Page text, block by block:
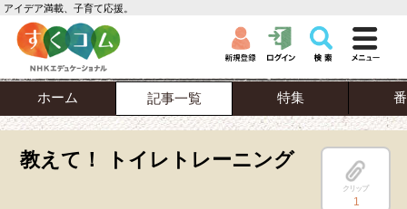
アイデア満載、子育て応援。
ホーム 記事一覧 特集
教えて！ トイレトレーニング
クリップ
1